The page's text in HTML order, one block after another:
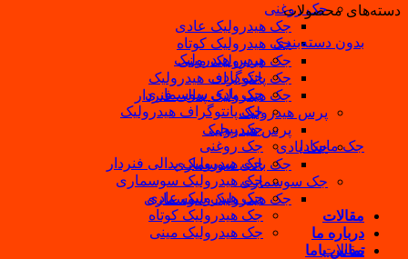
جک روغنی
جک هیدرولیک عادی
جک هیدرولیک کوتاه
جک هیدرولیک مینی
جک پانتوگراف هیدرولیک
جک هیدرولیک پدالی فنردار
پرس هیدرولیک
پرس هیدرولیک
جک بادی
جک بادی سوسماری
جک سوسماری
جک هیدرولیک سوسماری
مقالات
درباره ما
تماس باما
دسته‌های محصولات
بدون دسته‌بندی
جک ماسادا
پرس هیدرولیک
جک بادی
جک بادی سوسماری
جک پانتوگراف هیدرولیک
جک پیچی
جک روغنی
جک هیدرولیک پدالی فنردار
جک هیدرولیک سوسماری
جک هیدرولیک عادی
جک هیدرولیک کوتاه
جک هیدرولیک مینی
مقالات